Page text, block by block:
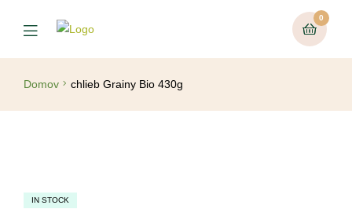
0
Domov chlieb Grainy Bio 430g
IN STOCK